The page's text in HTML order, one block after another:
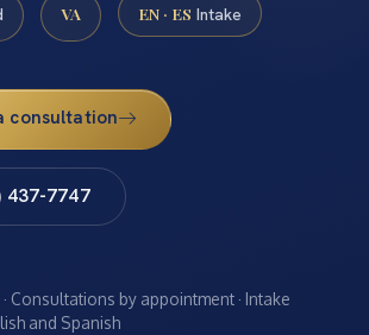
VA EN · ES Intake
consultation
437-7747
Consultations by appointment · Intake
and Spanish